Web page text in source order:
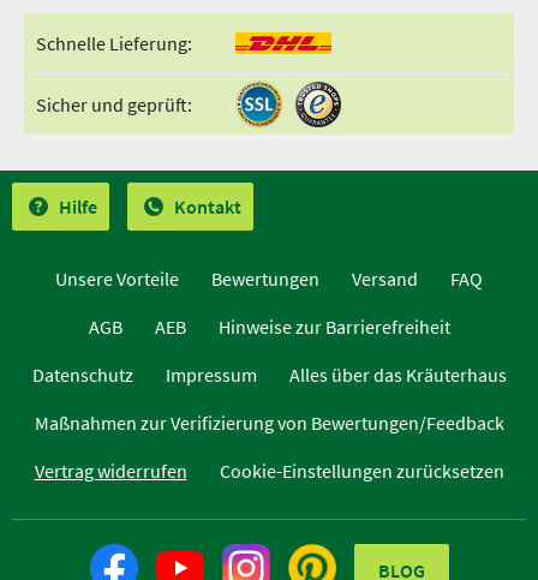
Schnelle Lieferung:
Sicher und geprüft:
Hilfe Kontakt
Unsere Vorteile Bewertungen Versand
FAQ
AGB
AEB
Hinweise zur Barrierefreiheit
Datenschutz
Impressum
Alles über das Kräuterhaus
Maßnahmen zur Verifizierung von Bewertungen/Feedback
Vertrag widerrufen
Cookie-Einstellungen zurücksetzen
BLOG